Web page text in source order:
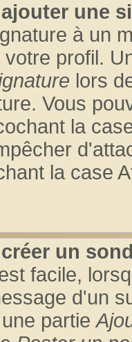
une
à un
profil.
lors
Vous
la
la case
un
facile,
d'un
partie